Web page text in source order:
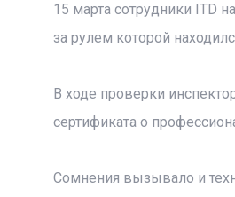
15 марта сотрудники ITD
за рулем которой
В ходе проверки
сертификата о
Сомнения вызывало и